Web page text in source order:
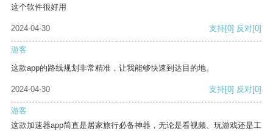
这个软件很好用
2024-04-30 支持[0] 反对[0]
游客
这款app的路线规划非常精准，让我能够快速到达目的地。
2024-04-30 支持[0] 反对[0]
游客
这款加速器app简直是居家旅行必备神器，无论是看视频、玩游戏还是工